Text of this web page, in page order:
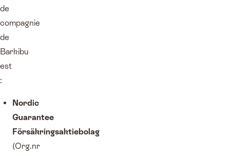
de
compagnie
de
Barkibu
est
:
Nordic
Guarantee
Försäkringsaktiebolag
(Org.nr